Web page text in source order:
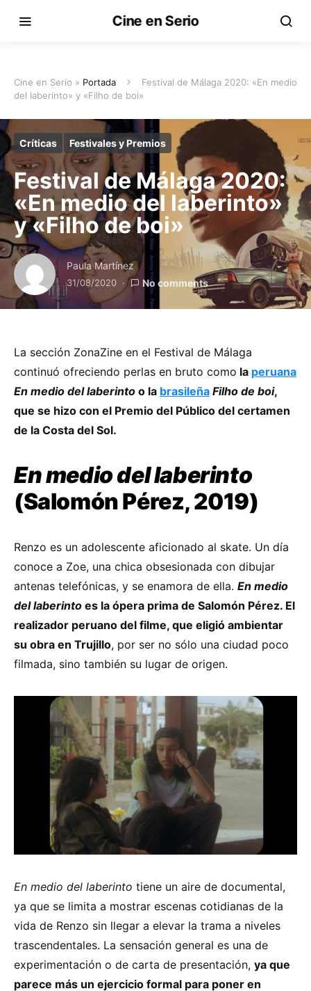
Cine en Serio
Cine en Serio » Portada
Festival de Málaga 2020: «En medio
del laberinto» y «Filho de boi»
Críticas Festivales y Premios
Festival de Málaga 2020:
«En medio del laberinto»
y «Filho de boi»
Paula Martínez
31/08/2020 No comments
La sección ZonaZine en el Festival de Málaga
continuó ofreciendo perlas en bruto como la peruana
En medio del laberinto o la brasileña Filho de boi,
que se hizo con el Premio del Público del certamen
de la Costa del Sol.
En medio del laberinto
(Salomón Pérez, 2019)
Renzo es un adolescente aficionado al skate. Un día
conoce a Zoe, una chica obsesionada con dibujar
antenas telefónicas, y se enamora de ella. En medio
del laberinto es la ópera prima de Salomón Pérez. El
realizador peruano del filme, que eligió ambientar
su obra en Trujillo, por ser no sólo una ciudad poco
filmada, sino también su lugar de origen.
En medio del laberinto tiene un aire de documental,
ya que se limita a mostrar escenas cotidianas de la
vida de Renzo sin llegar a elevar la trama a niveles
trascendentales. La sensación general es una de
experimentación o de carta de presentación, ya que
parece más un ejercicio formal para poner en